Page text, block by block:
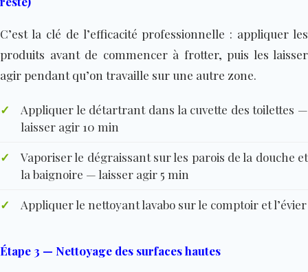
C’est la clé de l’efficacité professionnelle : appliquer les
produits avant de commencer à frotter, puis les laisser
agir pendant qu’on travaille sur une autre zone.
✓
Appliquer le détartrant dans la cuvette des toilettes —
laisser agir 10 min
✓
Vaporiser le dégraissant sur les parois de la douche et
la baignoire — laisser agir 5 min
✓
Appliquer le nettoyant lavabo sur le comptoir et l’évier
Étape 3 — Nettoyage des surfaces hautes